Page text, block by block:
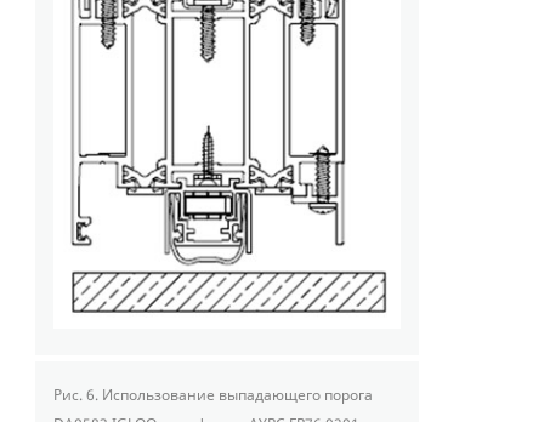
Рис. 6. Использование выпадающего порога